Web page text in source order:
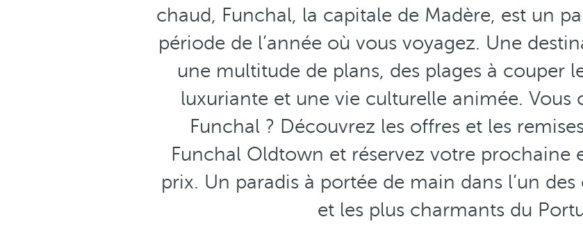
chaud, Funchal, la capitale de Madère, est un
période de l’année où vous voyagez. Une
une multitude de plans, des plages à couper
luxuriante et une vie culturelle animée. Vous
Funchal ? Découvrez les offres et les
Funchal Oldtown et réservez votre prochaine
prix. Un paradis à portée de main dans l’un
et les plus charmants du